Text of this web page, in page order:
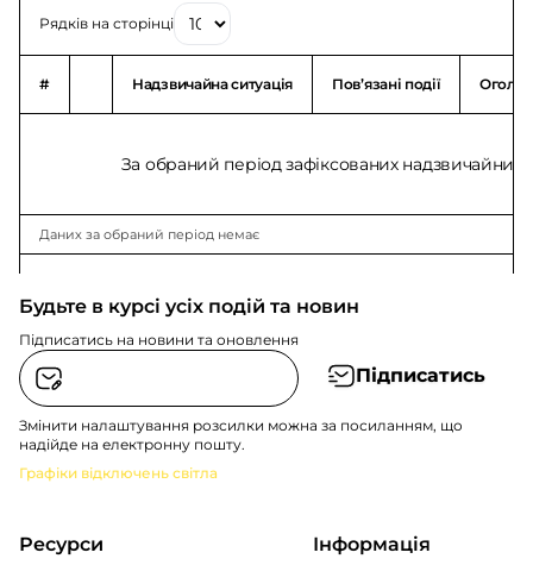
Рядків на сторінці
# Надзвичайна ситуація Повʼязані події
За обраний період зафіксованих надзвичайних
Даних за обраний період немає
Будьте в курсі усіх подій та новин
Підписатись на новини та оновлення
Підписатись
Змінити налаштування розсилки можна за посиланням, що
надійде на електронну пошту.
Графіки відключень світла
Ресурси Інформація